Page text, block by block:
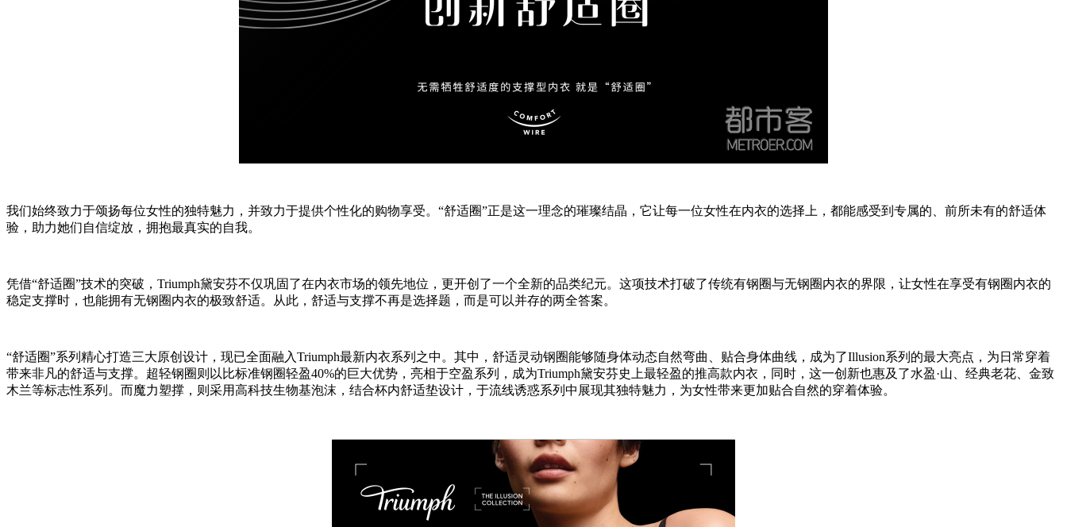
我们始终致力于颂扬每位女性的独特魅力，并致力于提供个性化的购物享受。“舒适圈”正是这一理念的璀璨结晶，它让每一位女性在内衣的选择上，都能感受到专属的、前所未有的舒适体
验，助力她们自信绽放，拥抱最真实的自我。
凭借“舒适圈”技术的突破，Triumph黛安芬不仅巩固了在内衣市场的领先地位，更开创了一个全新的品类纪元。这项技术打破了传统有钢圈与无钢圈内衣的界限，让女性在享受有钢圈内衣的
稳定支撑时，也能拥有无钢圈内衣的极致舒适。从此，舒适与支撑不再是选择题，而是可以并存的两全答案。
“舒适圈”系列精心打造三大原创设计，现已全面融入Triumph最新内衣系列之中。其中，舒适灵动钢圈能够随身体动态自然弯曲、贴合身体曲线，成为了Illusion系列的最大亮点，为日常穿着
带来非凡的舒适与支撑。超轻钢圈则以比标准钢圈轻盈40%的巨大优势，亮相于空盈系列，成为Triumph黛安芬史上最轻盈的推高款内衣，同时，这一创新也惠及了水盈·山、经典老花、金致
木兰等标志性系列。而魔力塑撑，则采用高科技生物基泡沫，结合杯内舒适垫设计，于流线诱惑系列中展现其独特魅力，为女性带来更加贴合自然的穿着体验。